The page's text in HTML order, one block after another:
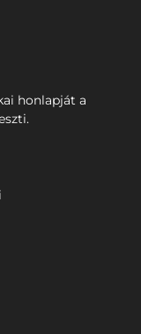
honlapját a